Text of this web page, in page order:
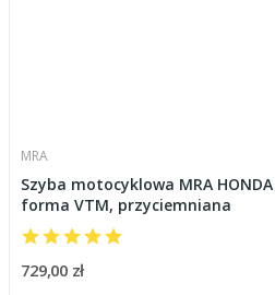
MRA
Szyba motocyklowa MRA HONDA
forma VTM, przyciemniana
729,00 zł